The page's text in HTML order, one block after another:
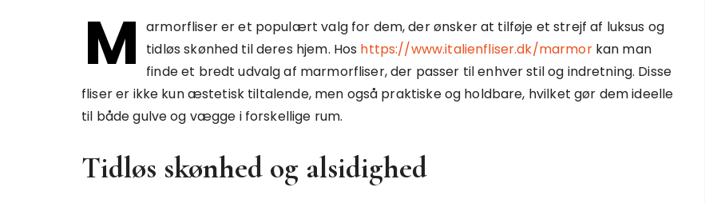
M armorfliser er et populært valg for dem, der ønsker at tilføje et strejf af luksus og
tidløs skønhed til deres hjem. Hos https://www.italienfliser.dk/marmorkan man
finde et bredt udvalg af marmorfliser, der passer til enhver stil og indretning. Disse
fliser er ikke kun æstetisk tiltalende, men også praktiske og holdbare, hvilket gør dem ideelle
til både gulve og vægge i forskellige rum.
Tidløs skønhed og alsidighed